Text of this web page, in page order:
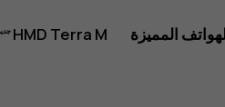
المميزة HMD Terra M